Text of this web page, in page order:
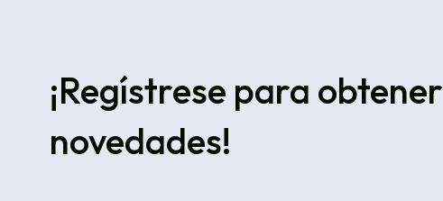
¡Regístrese para obtener
novedades!